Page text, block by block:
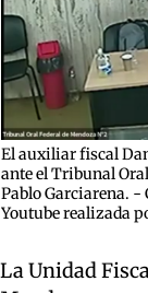
El auxiliar fiscal
ante el Tribunal
Pablo Garciarena. -
Youtube realizada
La Unidad